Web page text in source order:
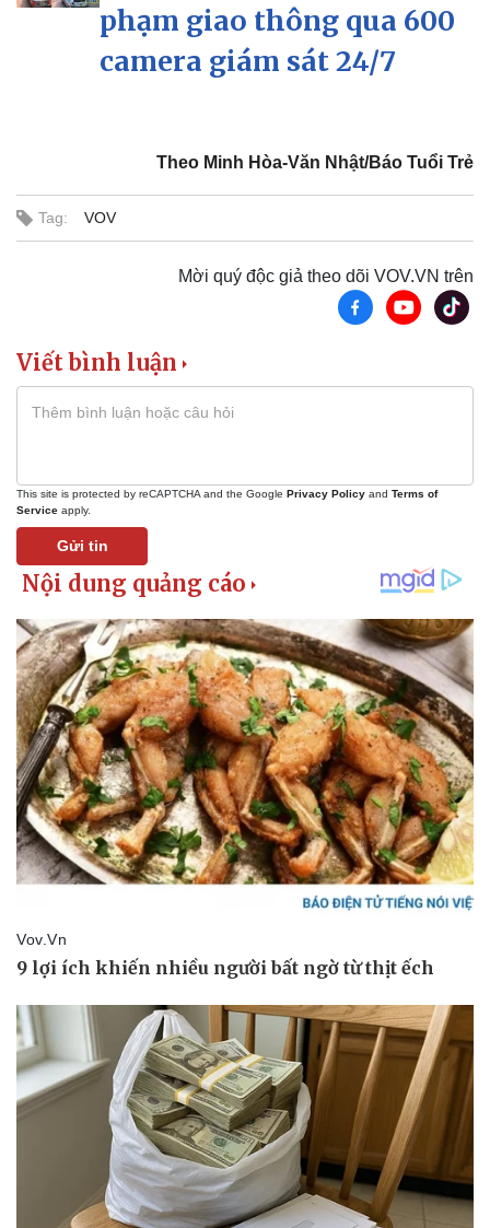
Doanh nghiệp
Tin Công nghệ
Trải nghiệm
Chuyển đổi số
Sức khỏe
Dinh dưỡng - món ngon
Cây thuốc
Sản phụ khoa
Làm đẹp - giảm cân
Phòng mạch online
Đời sống
Nhà đẹp
Blog
Tình yêu - Gia đình
phạm giao thông qua 600
camera giám sát 24/7
Theo Minh Hòa-Văn Nhật/Báo Tuổi Trẻ
Tag: VOV
Mời quý độc giả theo dõi VOV.VN trên
Viết bình luận
This site is protected by reCAPTCHA and the Google Privacy Policy and Terms of
Service apply.
Gửi tin